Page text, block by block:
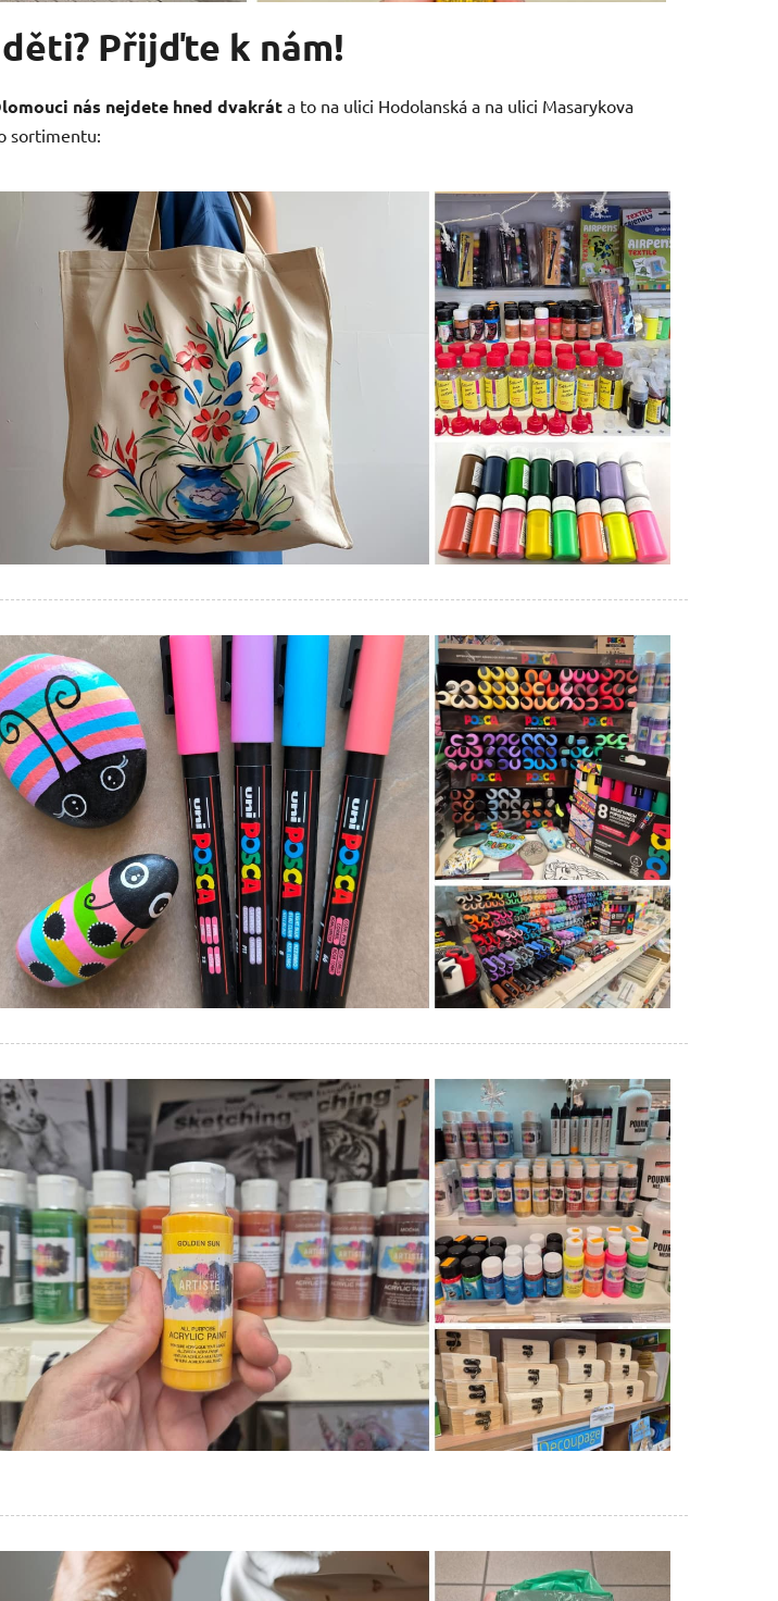
Přijďte k nám!
nás nejdete hned dvakrát a to na ulici Hodolanská a na ulici Masarykova
sortimentu: